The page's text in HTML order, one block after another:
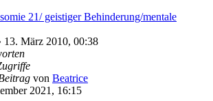
21/ geistiger Behinderung/mentale
13. März 2010, 00:38
von Beatrice
2021, 16:15